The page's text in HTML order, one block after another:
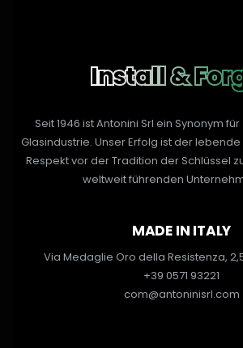
Install &
Seit 1946 ist Antonini Srl ein Synonym für
Glasindustrie. Unser Erfolg ist der
Respekt vor der Tradition der Schlüssel
weltweit führenden
MADE IN ITALY
Via Medaglie Oro della Resistenza, 2,
+39 0571 93221
com@antoninisrl.com